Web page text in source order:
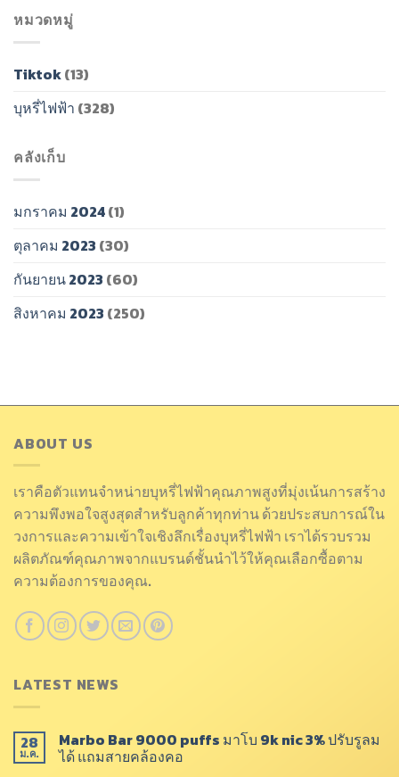
หมวดหมู่
Tiktok(13)
บุหรี่ไฟฟ้า (328)
คลังเก็บ
มกราคม 2024(1)
ตุลาคม 2023 (30)
กันยายน 2023 (60)
สิงหาคม 2023 (250)
ABOUT US
เราคือตัวแทนจำหน่ายบุหรี่ไฟฟ้าคุณภาพสูงที่มุ่งเน้นการสร้าง
ความพึงพอใจสูงสุดสำหรับลูกค้าทุกท่าน ด้วยประสบการณ์ใน
วงการและความเข้าใจเชิงลึกเรื่องบุหรี่ไฟฟ้า เราได้รวบรวม
ผลิตภัณฑ์คุณภาพจากแบรนด์ชั้นนำไว้ให้คุณเลือกซื้อตาม
ความต้องการของคุณ.
LATEST NEWS
28
ม.ค.
Marbo Bar 9000 puffs มาโบ 9k nic 3% ปรับรูลม
ได้ แถมสายคล้องคอ